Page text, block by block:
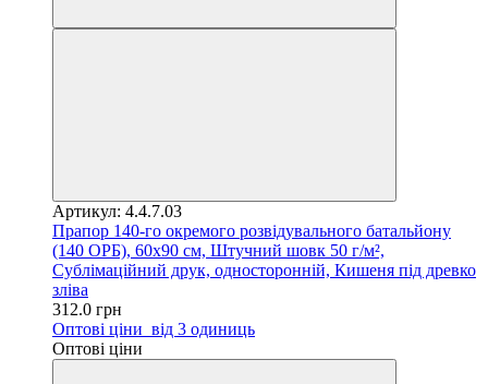
Артикул: 4.4.7.03
Прапор 140-го окремого розвідувального батальйону
(140 ОРБ), 60х90 см, Штучний шовк 50 г/м²,
Сублімаційний друк, односторонній, Кишеня під древко
зліва
312.0 грн
Оптові ціни від 3 одиниць
Оптові ціни